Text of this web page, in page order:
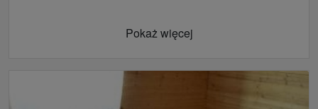
Pokaż więcej